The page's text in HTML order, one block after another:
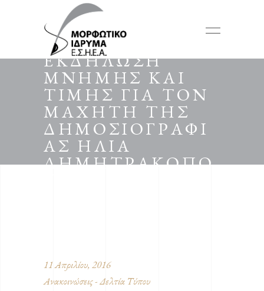
ΔΕΛΤΙΟ ΤΥΠΟΥ:
ΕΚΔΗΛΩΣΗ
ΜΝΗΜΗΣ ΚΑΙ
ΤΙΜΗΣ ΓΙΑ ΤΟΝ
ΜΑΧΗΤΗ ΤΗΣ
ΔΗΜΟΣΙΟΓΡΑΦΙ
ΑΣ ΗΛΙΑ
ΔΗΜΗΤΡΑΚΟΠΟ
11 Απριλίου, 2016
Ανακοινώσεις - Δελτία Τύπου